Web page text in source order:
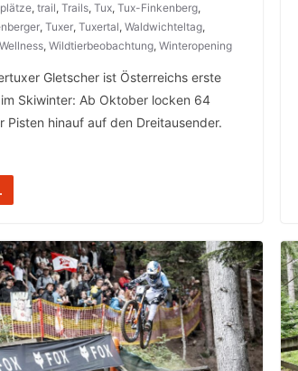
, trail, Trails, Tux, Tux-Finkenberg,
, Tuxer, Tuxertal, Waldwichteltag,
Wellness, Wildtierbeobachtung, Winteropening
Gletscher ist Österreichs erste
Skiwinter: Ab Oktober locken 64
Pisten hinauf auf den Dreitausender.